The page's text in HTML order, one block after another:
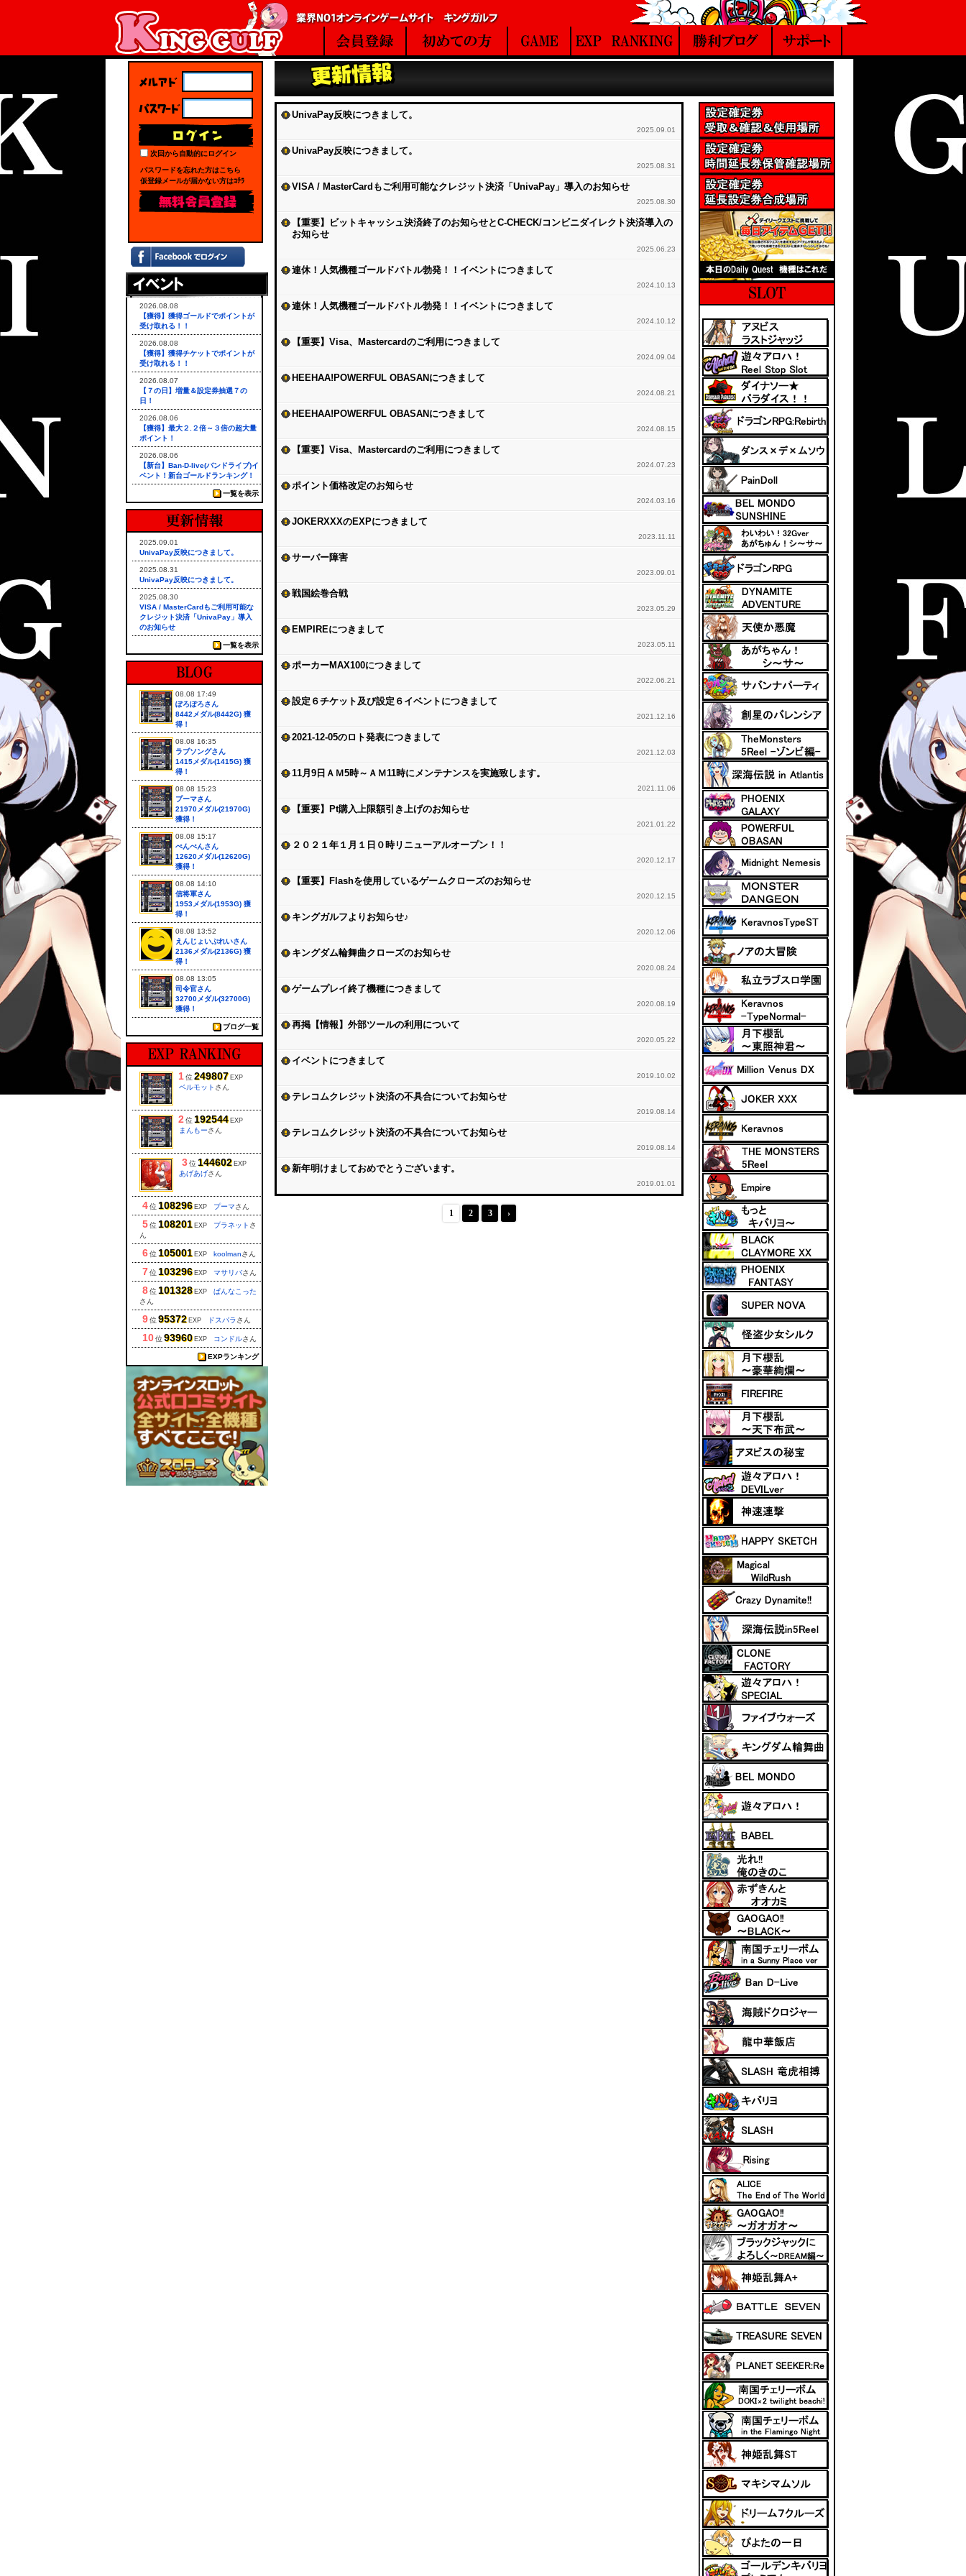
UnivaPay反映につきまして。
2025.09.01
UnivaPay反映につきまして。
2025.08.31
VISA / MasterCardもご利用可能なクレジット決済「UnivaPay」導入のお知らせ
2025.08.30
【重要】ビットキャッシュ決済終了のお知らせとC-CHECK/コンビニダイレクト決済導入の
お知らせ
2025.06.23
連休！人気機種ゴールドバトル勃発！！イベントにつきまして
2024.10.13
連休！人気機種ゴールドバトル勃発！！イベントにつきまして
2024.10.12
【重要】Visa、Mastercardのご利用につきまして
2024.09.04
HEEHAA!POWERFUL OBASANにつきまして
2024.08.21
HEEHAA!POWERFUL OBASANにつきまして
2024.08.15
【重要】Visa、Mastercardのご利用につきまして
2024.07.23
ポイント価格改定のお知らせ
2024.03.16
JOKERXXXのEXPにつきまして
2023.11.11
サーバー障害
2023.09.01
戦国絵巻合戦
2023.05.29
EMPIREにつきまして
2023.05.11
ポーカーMAX100につきまして
2022.06.21
設定６チケット及び設定６イベントにつきまして
2021.12.16
2021-12-05のロト発表につきまして
2021.12.03
11月9日ＡＭ5時～ＡＭ11時にメンテナンスを実施致します。
2021.11.06
【重要】Pt購入上限額引き上げのお知らせ
2021.01.22
２０２１年１月１日０時リニューアルオープン！！
2020.12.17
【重要】Flashを使用しているゲームクローズのお知らせ
2020.12.15
キングガルフよりお知らせ♪
2020.12.06
キングダム輪舞曲クローズのお知らせ
2020.08.24
ゲームプレイ終了機種につきまして
2020.08.19
再掲【情報】外部ツールの利用について
2020.05.22
イベントにつきまして
2019.10.02
テレコムクレジット決済の不具合についてお知らせ
2019.08.14
テレコムクレジット決済の不具合についてお知らせ
2019.08.14
新年明けましておめでとうございます。
2019.01.01
1 2 3 ›
次回から自動的にログイン
パスワードを忘れた方はこちら
仮登録メールが届かない方はｺﾁﾗ
2026.08.08
【獲得】獲得ゴールドでポイントが
受け取れる！！
2026.08.08
【獲得】獲得チケットでポイントが
受け取れる！！
2026.08.07
【７の日】増量＆設定券抽選７の
日！
2026.08.06
【獲得】最大２.２倍～３倍の超大量
ポイント！
2026.08.06
【新台】Ban-D-live(バンドライブ)イ
ベント！新台ゴールドランキング！
一覧を表示
2025.09.01
UnivaPay反映につきまして。
2025.08.31
UnivaPay反映につきまして。
2025.08.30
VISA / MasterCardもご利用可能な
クレジット決済「UnivaPay」導入
のお知らせ
一覧を表示
08.08 17:49
ぽろぽろさん
8442メダル(8442G) 獲
得！
08.08 16:35
ラブソングさん
1415メダル(1415G) 獲
得！
08.08 15:23
プーマさん
21970メダル(21970G)
獲得！
08.08 15:17
ぺんぺんさん
12620メダル(12620G)
獲得！
08.08 14:10
信将軍さん
1953メダル(1953G) 獲
得！
08.08 13:52
えんじょいぷれいさん
2136メダル(2136G) 獲
得！
08.08 13:05
司令官さん
32700メダル(32700G)
獲得！
ブログ一覧
1位 249807 EXP
ベルモット さん
2 位 192544 EXP
まんもーさん
3位 144602 EXP
あげあげさん
4位 108296 EXP プーマさん
5位 108201 EXP プラネット さ
ん
6位 105001 EXP koolmanさん
7位 103296 EXP マサリバさん
8位 101328 EXP
ぱんなこった
さん
9位 95372 EXP ドスパラさん
10位 93960 EXP コンドルさん
EXPランキング